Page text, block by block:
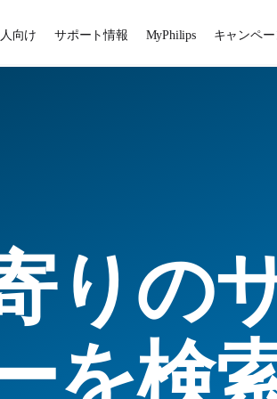
向け サポート情報 MyPhilips キャンペー
りの
を検